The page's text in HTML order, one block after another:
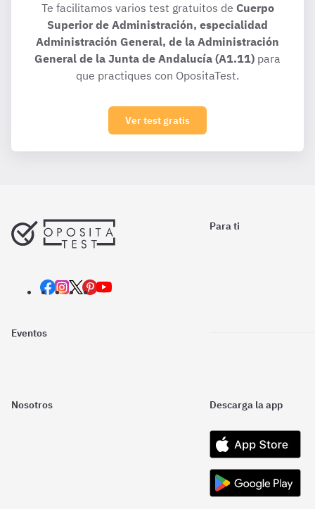
Te facilitamos varios test gratuitos de Cuerpo
Superior de Administración, especialidad
Administración General, de la Administración
General de la Junta de Andalucía (A1.11) para
que practiques con OpositaTest.
Ver test gratis
Para ti
Eventos
Nosotros Descarga la app